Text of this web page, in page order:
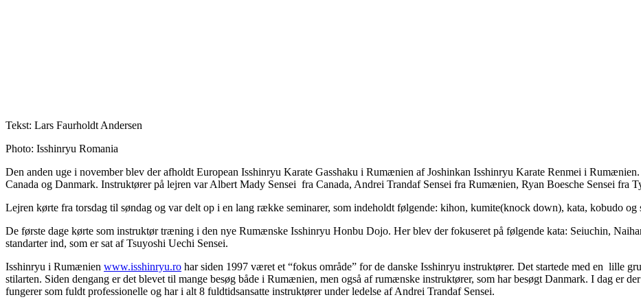
Tekst: Lars Faurholdt Andersen
Photo: Isshinryu Romania
Den anden uge i november blev der afholdt European Isshinryu Karate Gasshaku i Rumænien af Joshinkan Isshinryu Karate Renmei i
Canada og Danmark. Instruktører på lejren var Albert Mady Sensei fra Canada, Andrei Trandaf Sensei fra Rumænien, Ryan Boesche Sensei fra
Lejren kørte fra torsdag til søndag og var delt op i en lang række seminarer, som indeholdt følgende: kihon, kumite(knock down), kata, kobudo og
De første dage kørte som instruktør træning i den nye Rumænske Isshinryu Honbu Dojo. Her blev der fokuseret på følgende kata: Seiuchin,
standarter ind, som er sat af Tsuyoshi Uechi Sensei.
Isshinryu i Rumænien www.isshinryu.ro har siden 1997 været et “fokus område” for de danske Isshinryu instruktører. Det startede med en lille
stilarten. Siden dengang er det blevet til mange besøg både i Rumænien, men også af rumænske instruktører, som har besøgt Danmark. I dag er
fungerer som fuldt professionelle og har i alt 8 fuldtidsansatte instruktører under ledelse af Andrei Trandaf Sensei.